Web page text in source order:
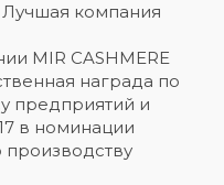
Лучшая компания
MIR CASHMERE
награда по
предприятий и
в номинации